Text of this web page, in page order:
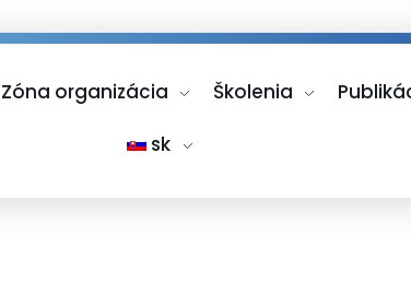
Zóna organizácia Školenia
sk